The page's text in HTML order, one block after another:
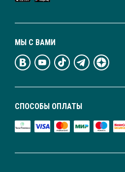
СПОСОБЫ ОПЛАТЫ
МЫ С ВАМИ